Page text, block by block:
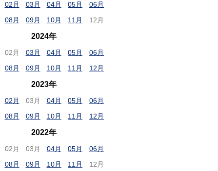
02月 03月 04月 05月
06月
08月 09月 10月 11月 12月
2024年
02月 03月 04月 05月
06月
08月 09月 10月 11月 12月
2023年
02月 03月 04月 05月
06月
08月 09月 10月 11月 12月
2022年
02月 03月 04月 05月
06月
08月 09月 10月 11月 12月